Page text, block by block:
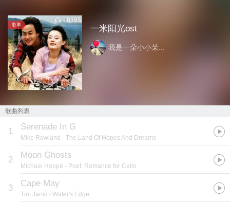
歌单
18395
一米阳光ost
我是一朵小小茉...
歌曲列表
1 Serenade In G
Mike Rowland - The Land Of Hopes And Dreams
2 Moon Ghosts
Michael Hoppé - Poet: Romance for Cello
3 Cape May
Tim Janis - Water's Edge